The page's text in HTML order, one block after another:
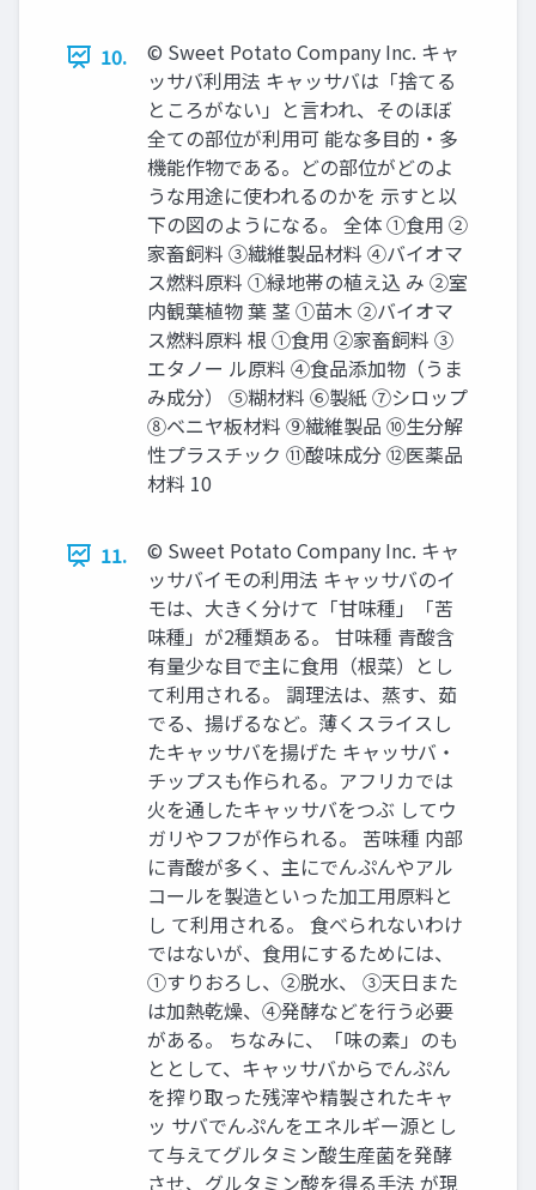
10.
© Sweet Potato Company Inc. キャ
ッサバ利用法 キャッサバは「捨てる
ところがない」と言われ、そのほぼ
全ての部位が利用可 能な多目的・多
機能作物である。どの部位がどのよ
うな用途に使われるのかを 示すと以
下の図のようになる。 全体 ①食用 ②
家畜飼料 ③繊維製品材料 ④バイオマ
ス燃料原料 ①緑地帯の植え込 み ②室
内観葉植物 葉 茎 ①苗木 ②バイオマ
ス燃料原料 根 ①食用 ②家畜飼料 ③
エタノー ル原料 ④食品添加物（うま
み成分） ⑤糊材料 ⑥製紙 ⑦シロップ
⑧ベニヤ板材料 ⑨繊維製品 ⑩生分解
性プラスチック ⑪酸味成分 ⑫医薬品
材料 10
11.
© Sweet Potato Company Inc. キャ
ッサバイモの利用法 キャッサバのイ
モは、大きく分けて「甘味種」「苦
味種」が2種類ある。 甘味種 青酸含
有量少な目で主に食用（根菜）とし
て利用される。 調理法は、蒸す、茹
でる、揚げるなど。薄くスライスし
たキャッサバを揚げた キャッサバ・
チップスも作られる。アフリカでは
火を通したキャッサバをつぶ してウ
ガリやフフが作られる。 苦味種 内部
に青酸が多く、主にでんぷんやアル
コールを製造といった加工用原料と
し て利用される。 食べられないわけ
ではないが、食用にするためには、
①すりおろし、②脱水、 ③天日また
は加熱乾燥、④発酵などを行う必要
がある。 ちなみに、「味の素」のも
ととして、キャッサバからでんぷん
を搾り取った残滓や精製されたキャ
ッ サバでんぷんをエネルギー源とし
て与えてグルタミン酸生産菌を発酵
させ、グルタミン酸を得る手法 が現